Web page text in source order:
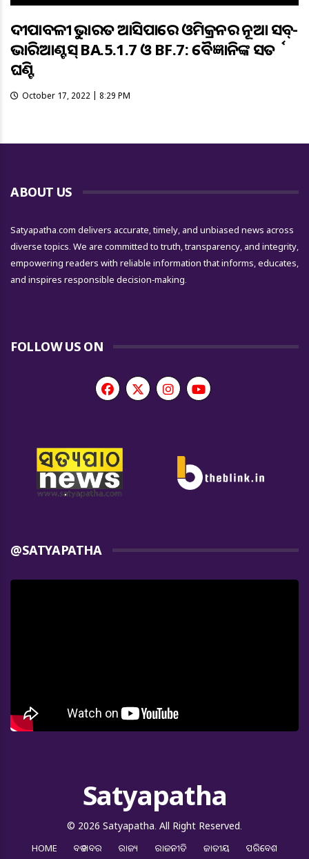
ଦୀପାବଳୀକୁ ଭାରତ ଆସିପାରେ ଓମିକ୍ରନର ନୂଆ ସବ୍-
ଭାରିଆଣ୍ଟସ୍ BA.5.1.7 ଓ BF.7: ବୈଜ୍ଞାନିକଙ୍କ ସତର୍କ
ଘଣ୍ଟି
October 17, 2022 | 8:29 PM
ABOUT US
Satyapatha.com delivers accurate, timely, and unbiased news across
diverse topics. We are committed to truth, transparency, and integrity,
empowering readers with reliable information that informs, educates,
and inspires responsible decision-making.
FOLLOW US ON
@SATYAPATHA
Satyapatha
© 2026 Satyapatha. All Right Reserved.
HOME ବଡ ଖବର ରାଜ୍ୟ ରାଜନୀତି ଜାତୀୟ ପରିବେଶ